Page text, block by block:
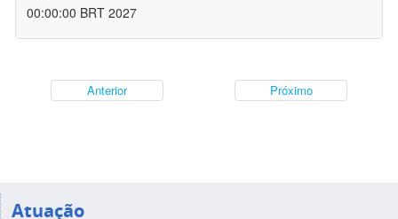
00:00:00 BRT 2027
Anterior Próximo
Atuação